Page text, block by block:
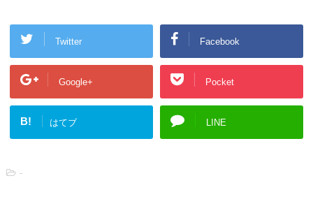
Twitter Facebook
Google+ Pocket
B! はてブ LINE
-